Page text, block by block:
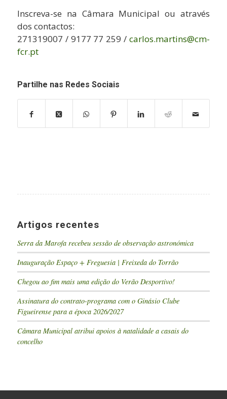
Inscreva-se na Câmara Municipal ou através
dos contactos:
271319007 / 9177 77 259 /carlos.martins@cm-
fcr.pt
Partilhe nas Redes Sociais
Artigos recentes
Serra da Marofa recebeu sessão de observação astronómica
Inauguração Espaço + Freguesia | Freixeda do Torrão
Chegou ao fim mais uma edição do Verão Desportivo!
Assinatura do contrato-programa com o Ginásio Clube
Figueirense para a época 2026/2027
Câmara Municipal atribui apoios à natalidade a casais do
concelho